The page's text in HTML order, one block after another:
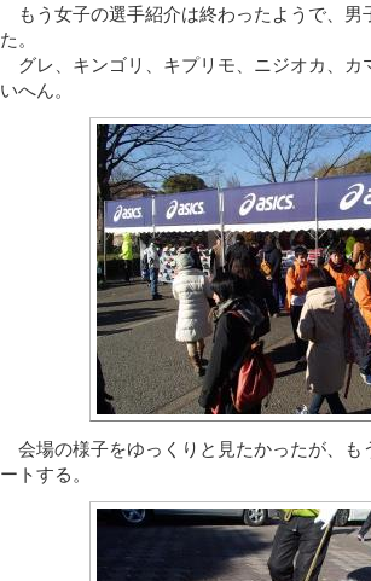
もう女子の選手紹介は終わったようで、男
た。
グレ、キンゴリ、キプリモ、ニジオカ、カ
いへん。
会場の様子をゆっくりと見たかったが、も
ートする。